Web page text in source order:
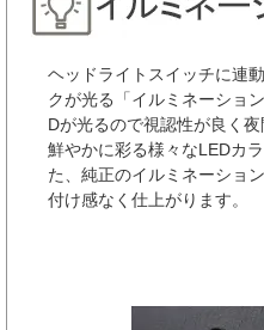
ヘッドライトスイッチに連
クが光る「イルミネーショ
Dが光るので視認性が良く夜
鮮やかに彩る様々なLEDカ
た、純正のイルミネーショ
付け感なく仕上がります。